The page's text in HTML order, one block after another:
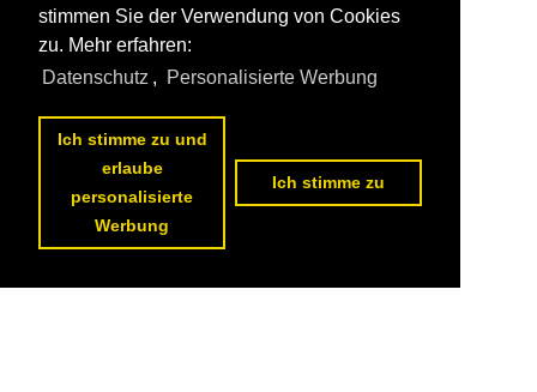
stimmen Sie der Verwendung von Cookies
zu. Mehr erfahren:
Datenschutz , Personalisierte Werbung
Ich stimme zu und
erlaube
personalisierte
Werbung
Ich stimme zu